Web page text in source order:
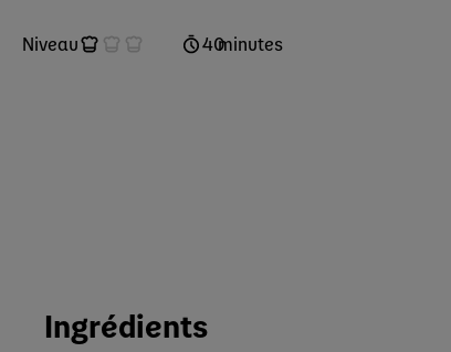
Niveau 40minutes
Ingrédients